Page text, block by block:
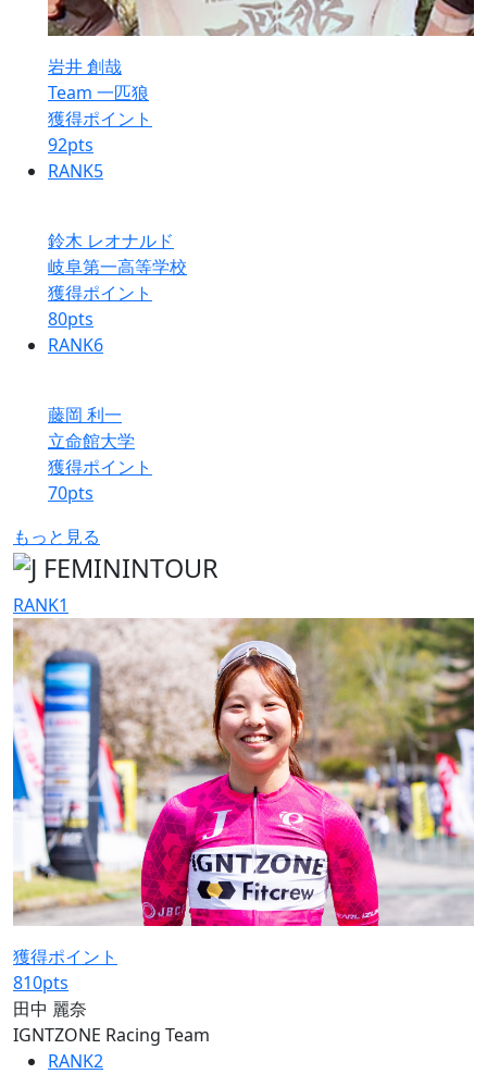
岩井 創哉
Team 一匹狼
獲得ポイント
92pts
RANK5
鈴木 レオナルド
岐阜第一高等学校
獲得ポイント
80pts
RANK6
藤岡 利一
立命館大学
獲得ポイント
70pts
もっと見る
RANK1
獲得ポイント
810pts
田中 麗奈
IGNTZONE Racing Team
RANK2